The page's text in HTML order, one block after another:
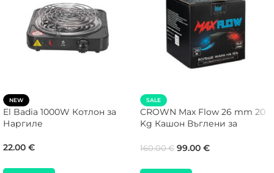
NEW
El Badia 1000W Котлон за
Наргиле
22.00 €
SALE
CROWN Max Flow 26 mm 20
Kg Кашон Въглени за
160.00€ 99.00 €